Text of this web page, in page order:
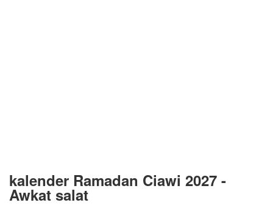
kalender Ramadan Ciawi 2027 -
Awkat salat